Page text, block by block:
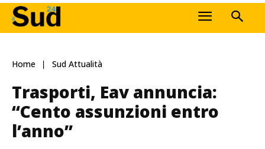
Home Sud Attualità
Trasporti, Eav annuncia:
“Cento assunzioni entro
l’anno”